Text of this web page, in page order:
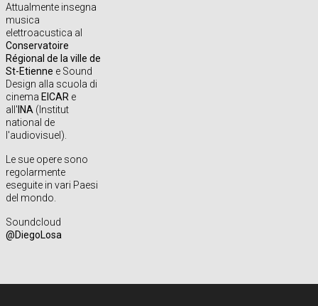
Attualmente insegna
musica
elettroacustica al
Conservatoire
Régional de la ville de
St-Etienne e Sound
Design alla scuola di
cinema EICAR e
all'INA (Institut
national de
l'audiovisuel).
Le sue opere sono
regolarmente
eseguite in vari Paesi
del mondo.
Soundcloud
@DiegoLosa